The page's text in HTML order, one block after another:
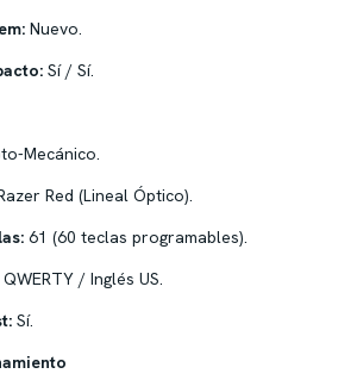
Nuevo.
Sí / Sí.
Mecánico.
Red (Lineal Óptico).
61 (60 teclas programables).
QWERTY / Inglés US.
Sí.